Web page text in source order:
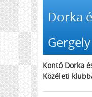
Dorka
Gergely
Kontó Dorka
Közéleti